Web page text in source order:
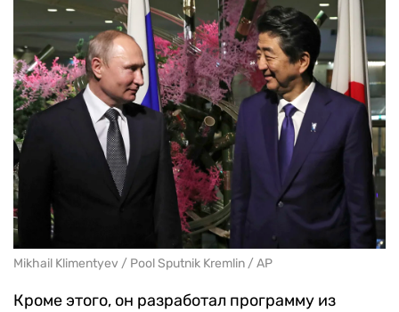
Mikhail Klimentyev / Pool Sputnik Kremlin / AP
Кроме этого, он разработал программу из